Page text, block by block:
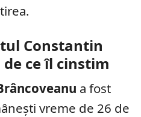
Constantin
ce îl cinstim
a fost
vreme de 26 de